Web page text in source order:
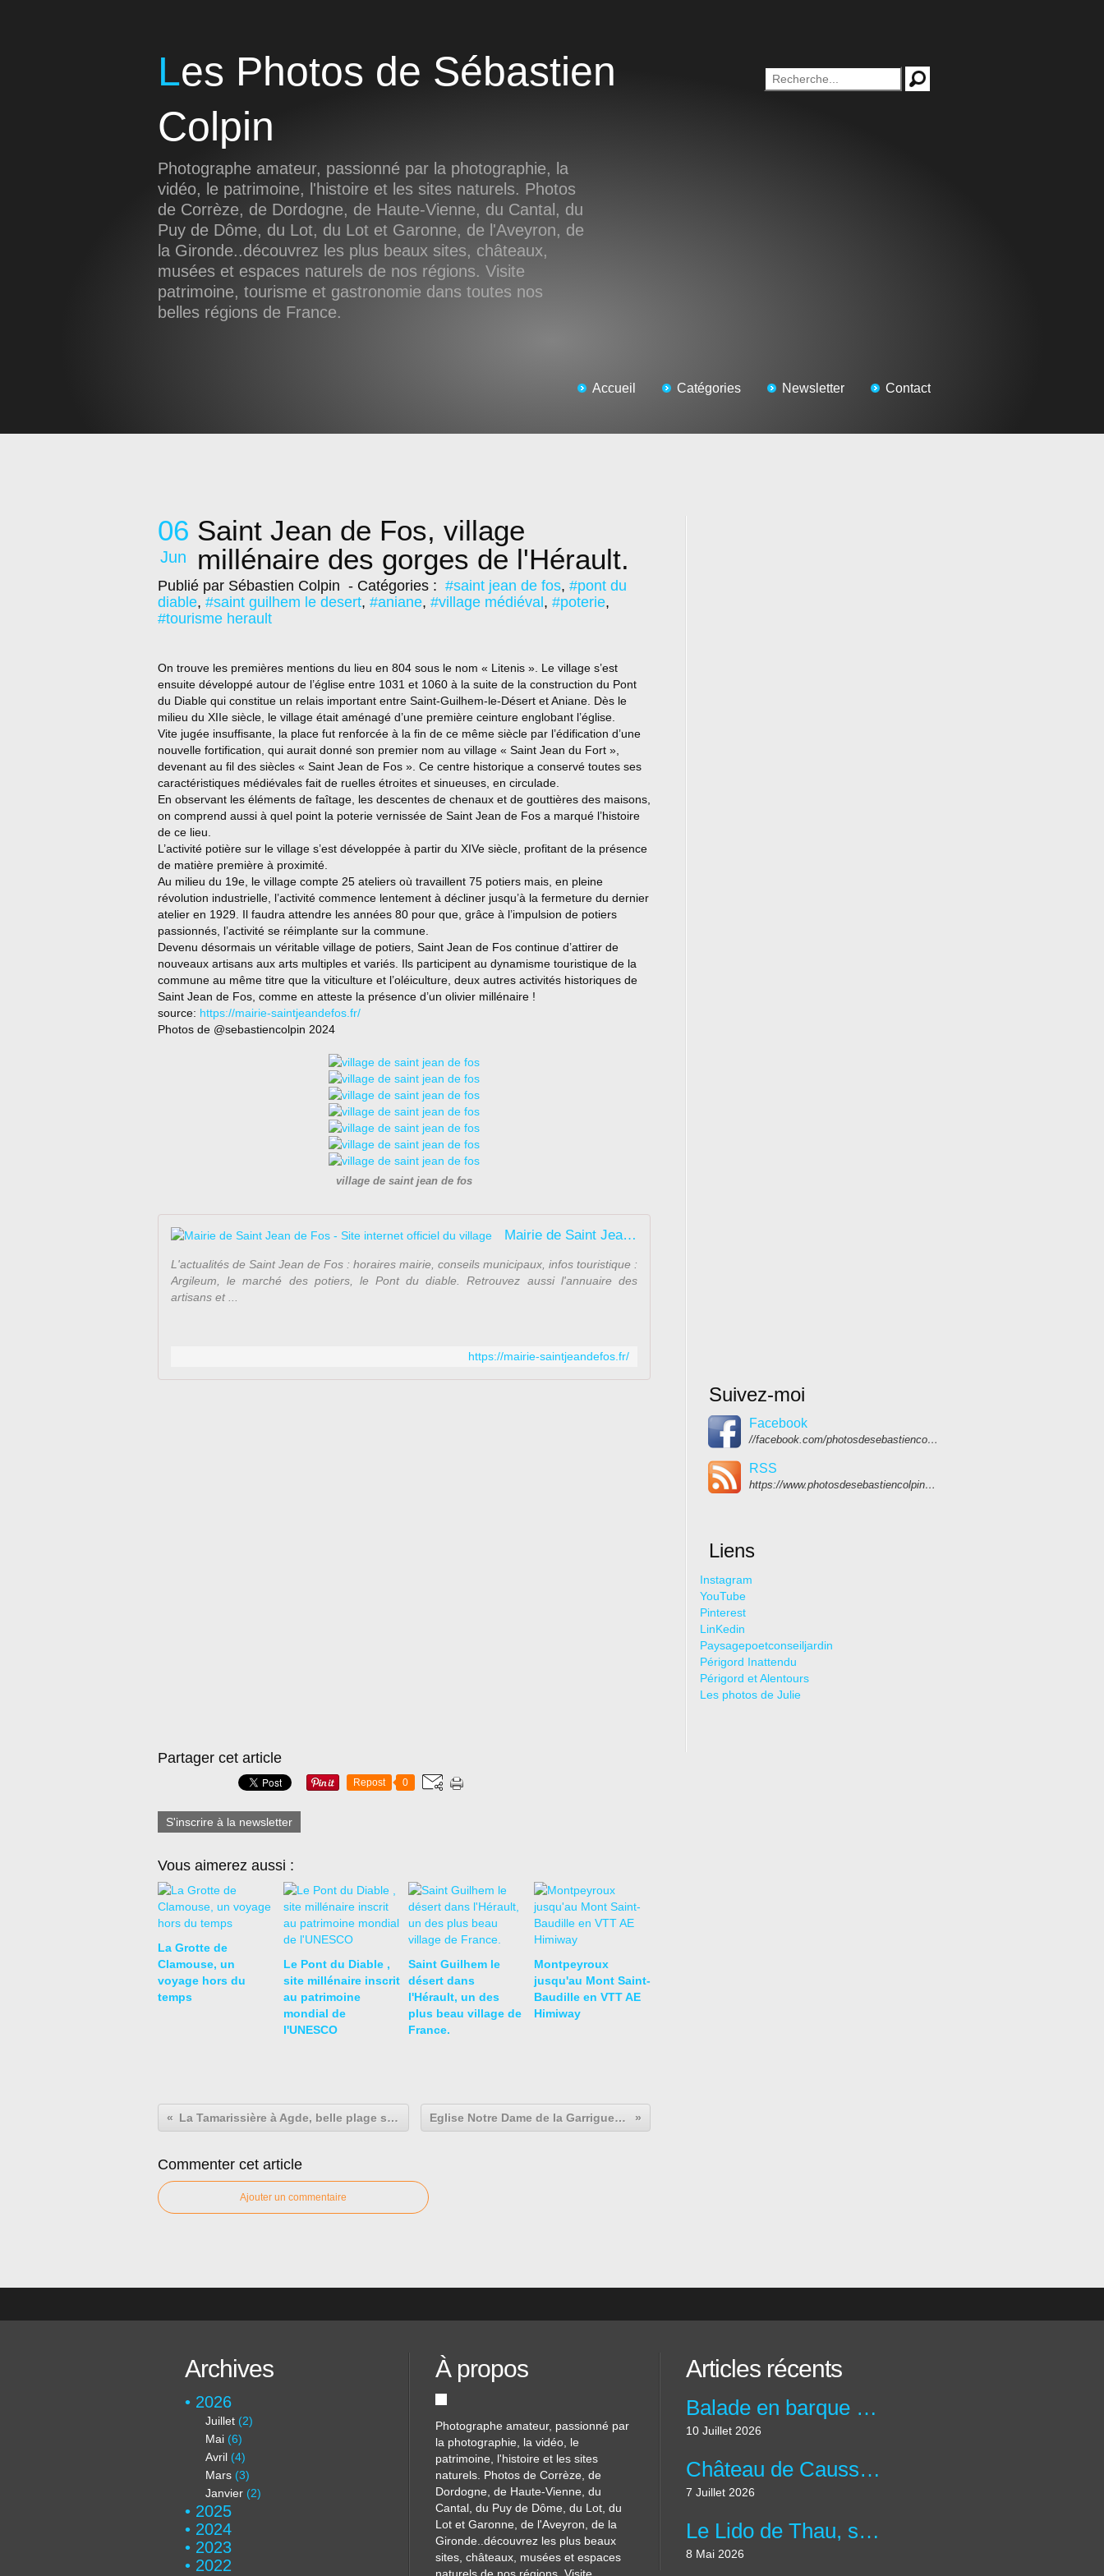
Les Photos de Sébastien
Colpin
Photographe amateur, passionné par la photographie, la
vidéo, le patrimoine, l'histoire et les sites naturels. Photos
de Corrèze, de Dordogne, de Haute-Vienne, du Cantal, du
Puy de Dôme, du Lot, du Lot et Garonne, de l'Aveyron, de
la Gironde..découvrez les plus beaux sites, châteaux,
musées et espaces naturels de nos régions. Visite
patrimoine, tourisme et gastronomie dans toutes nos
belles régions de France.
Accueil Catégories Newsletter Contact
06
Jun
Saint Jean de Fos, village
millénaire des gorges de l'Hérault.
Publié par Sébastien Colpin - Catégories : #saint jean de fos, #pont du
diable, #saint guilhem le desert, #aniane, #village médiéval , #poterie,
#tourisme herault
On trouve les premières mentions du lieu en 804 sous le nom « Litenis ». Le village s’est
ensuite développé autour de l’église entre 1031 et 1060 à la suite de la construction du Pont
du Diable qui constitue un relais important entre Saint-Guilhem-le-Désert et Aniane. Dès le
milieu du XIIe siècle, le village était aménagé d’une première ceinture englobant l’église.
Vite jugée insuffisante, la place fut renforcée à la fin de ce même siècle par l’édification d’une
nouvelle fortification, qui aurait donné son premier nom au village « Saint Jean du Fort »,
devenant au fil des siècles « Saint Jean de Fos ». Ce centre historique a conservé toutes ses
caractéristiques médiévales fait de ruelles étroites et sinueuses, en circulade.
En observant les éléments de faîtage, les descentes de chenaux et de gouttières des maisons,
on comprend aussi à quel point la poterie vernissée de Saint Jean de Fos a marqué l’histoire
de ce lieu.
L’activité potière sur le village s’est développée à partir du XIVe siècle, profitant de la présence
de matière première à proximité.
Au milieu du 19e, le village compte 25 ateliers où travaillent 75 potiers mais, en pleine
révolution industrielle, l’activité commence lentement à décliner jusqu’à la fermeture du dernier
atelier en 1929. Il faudra attendre les années 80 pour que, grâce à l’impulsion de potiers
passionnés, l’activité se réimplante sur la commune.
Devenu désormais un véritable village de potiers, Saint Jean de Fos continue d’attirer de
nouveaux artisans aux arts multiples et variés. Ils participent au dynamisme touristique de la
commune au même titre que la viticulture et l’oléiculture, deux autres activités historiques de
Saint Jean de Fos, comme en atteste la présence d’un olivier millénaire !
source: https://mairie-saintjeandefos.fr/
Photos de @sebastiencolpin 2024
village de saint jean de fos
Mairie de Saint Jean de Fos - Site internet officiel du village
L'actualités de Saint Jean de Fos : horaires mairie, conseils municipaux, infos touristique :
Argileum, le marché des potiers, le Pont du diable. Retrouvez aussi l'annuaire des
artisans et ...
https://mairie-saintjeandefos.fr/
Partager cet article
Repost 0
S'inscrire à la newsletter
Vous aimerez aussi :
La Grotte de
Clamouse, un
voyage hors du
temps
Le Pont du Diable ,
site millénaire inscrit
au patrimoine
mondial de
l'UNESCO
Saint Guilhem le
désert dans
l'Hérault, un des
plus beau village de
France.
Montpeyroux
jusqu'au Mont Saint-
Baudille en VTT AE
Himiway
La Tamarissière à Agde, belle plage sur l'embouchure de l'Hérault. Eglise Notre Dame de la Garrigue à Lagamas dans l'Hérault.
Commenter cet article
Ajouter un commentaire
Suivez-moi
Facebook
//facebook.com/photosdesebastiencolpin
RSS
https://www.photosdesebastiencolpin.fr/rss
Liens
Instagram
YouTube
Pinterest
LinKedin
Paysagepoetconseiljardin
Périgord Inattendu
Périgord et Alentours
Les photos de Julie
Archives
2026
Juillet (2)
Mai (6)
Avril (4)
Mars (3)
Janvier (2)
2025
2024
2023
2022
À propos
Photographe amateur, passionné par
la photographie, la vidéo, le
patrimoine, l'histoire et les sites
naturels. Photos de Corrèze, de
Dordogne, de Haute-Vienne, du
Cantal, du Puy de Dôme, du Lot, du
Lot et Garonne, de l'Aveyron, de la
Gironde..découvrez les plus beaux
sites, châteaux, musées et espaces
Articles récents
Balade en barque au Moulin de la maison de la Dronne à Montagrier en Dordogne.
10 Juillet 2026
Château de Caussade à Trélissac en forêt de Lanmary.
7 Juillet 2026
Le Lido de Thau, site des salins et plus grande lagune d'Occitanie.
8 Mai 2026